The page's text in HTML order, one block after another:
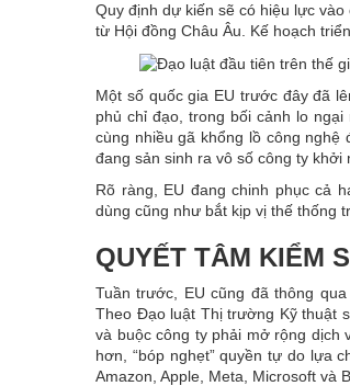
Quy định dự kiến ​​sẽ có hiệu lực
từ Hội đồng Châu Âu. Kế hoạch
Một số quốc gia EU trước đây đã
phủ chỉ đạo, trong bối cảnh lo
cùng nhiều gã khổng lồ công
đang sản sinh ra vô số công ty khởi
Rõ ràng, EU đang chinh phục cả
dùng cũng như bắt kịp vị thế thống
QUYẾT TÂM KIỂM
Tuần trước, EU cũng đã thông
Theo Đạo luật Thị trường Kỹ thuật
và buộc công ty phải mở rộng dịch
hơn, “bóp nghẹt” quyền tự do lựa
Amazon, Apple, Meta, Microsoft và